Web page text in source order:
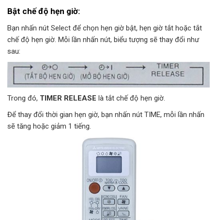
Bật chế độ hẹn giờ:
Bạn nhấn nút Select để chọn hẹn giờ bật, hẹn giờ tắt hoặc tắt
chế độ hẹn giờ. Mỗi lần nhấn nút, biểu tượng sẽ thay đổi như
sau:
Trong đó, TIMER RELEASE là tắt chế độ hẹn giờ.
Để thay đổi thời gian hẹn giờ, bạn nhấn nút TIME, mỗi lần nhấn
sẽ tăng hoặc giảm 1 tiếng.